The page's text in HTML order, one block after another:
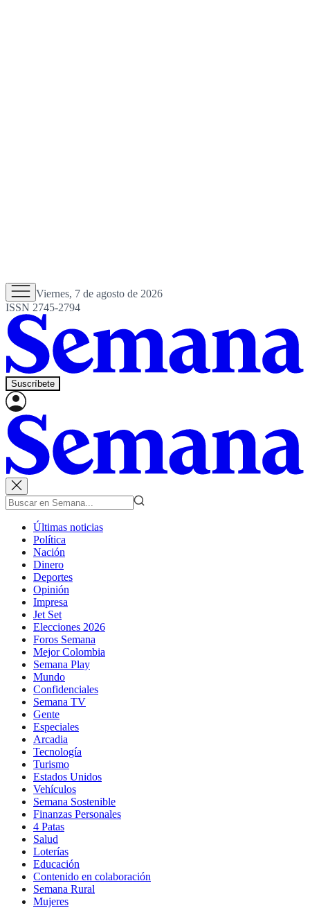
Viernes, 7 de agosto de 2026
ISSN 2745-2794
Suscríbete
Últimas noticias
Política
Nación
Dinero
Deportes
Opinión
Impresa
Jet Set
Elecciones 2026
Foros Semana
Mejor Colombia
Semana Play
Mundo
Confidenciales
Semana TV
Gente
Especiales
Arcadia
Tecnología
Turismo
Estados Unidos
Vehículos
Semana Sostenible
Finanzas Personales
4 Patas
Salud
Loterías
Educación
Contenido en colaboración
Semana Rural
Mujeres